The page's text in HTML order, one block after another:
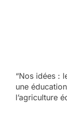
“Nos idées :
une
l’agriculture